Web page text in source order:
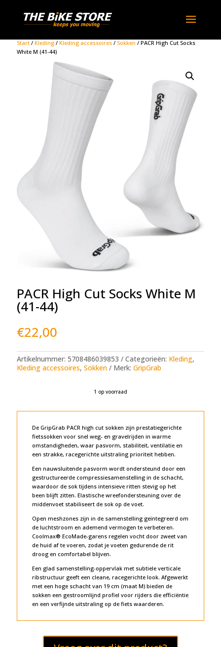
Start/ Kleding/ Kleding accessoires/ Sokken / PACR High Cut Socks
White M (41-44)
PACR High Cut Socks White M
(41-44)
€22,00
Artikelnummer: 5708486039853 Categorieën: Kleding,
Kleding accessoires, Sokken Merk: GripGrab
1 op voorraad
l
e
r
n
a
i
v
e
:
De GripGrab PACR high cut sokken zijn prestatiegerichte
fietssokken voor snel weg- en gravelrijden in warme
omstandigheden, waar pasvorm, stabiliteit, ventilatie en
een strakke, racegerichte uitstraling prioriteit hebben.
Een nauwsluitende pasvorm wordt ondersteund door een
gestructureerde compressiesamenstelling in de schacht,
waardoor de sok tijdens intensieve ritten stevig op het
been blijft zitten. Elastische wreefondersteuning over de
middenvoet stabiliseert de sok op de voet.
Open meshzones zijn in de samenstelling geïntegreerd om
de luchtstroom en ademend vermogen te verbeteren.
Coolmax® EcoMade-garens regelen vocht door zweet van
de huid af te voeren, zodat je voeten gedurende de rit
droog en comfortabel blijven.
Een glad samenstelling-oppervlak met subtiele verticale
ribstructuur geeft een cleane, racegerichte look. Afgewerkt
met een hoge schacht van 19 cm (maat M) bieden de
sokken een gestroomlijnd profiel voor rijders die efficiëntie
en een verfijnde uitstraling op de fiets waarderen.